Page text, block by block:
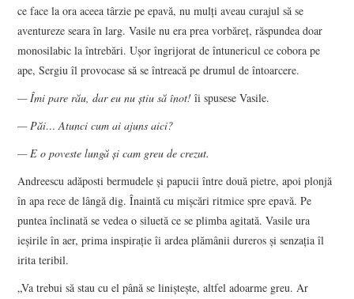
ce face la ora aceea târzie pe epavă, nu mulți aveau curajul să se
aventureze seara în larg. Vasile nu era prea vorbăreț, răspundea doar
monosilabic la întrebări. Ușor îngrijorat de întunericul ce cobora pe
ape, Sergiu îl provocase să se întreacă pe drumul de întoarcere.
—Îmi pare rău, dar eu nu știu să înot! îi spusese Vasile.
—Păi… Atunci cum ai ajuns aici?
—E o poveste lungă și cam greu de crezut.
Andreescu adăposti bermudele și papucii între două pietre, apoi plonjă
în apa rece de lângă dig. Înaintă cu mișcări ritmice spre epavă. Pe
puntea înclinată se vedea o siluetă ce se plimba agitată. Vasile ura
ieșirile în aer, prima inspirație îi ardea plămânii dureros și senzația îl
irita teribil.
„Va trebui să stau cu el până se liniștește, altfel adoarme greu. Ar